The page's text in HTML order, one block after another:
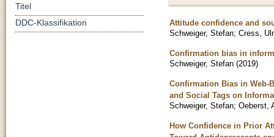
Attitude confidence and
Schweiger, Stefan; Cress,
Confirmation bias in
Schweiger, Stefan (2019)
Confirmation Bias in Web-
and Social Tags on
Schweiger, Stefan; Oeberst,
How Confidence in Prior
Titel
DDC-Klassifikation